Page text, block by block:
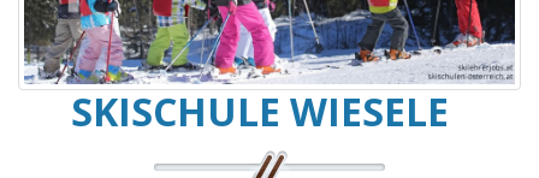
SKISCHULE WIESELE